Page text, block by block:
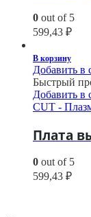
0 out of 5
599,43 ₽
В корзину
Добавить в
Быстрый
Добавить в
CUT -
Плата
0 out of 5
599,43 ₽